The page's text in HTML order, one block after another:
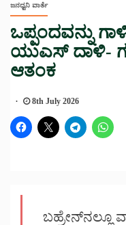
ಜನಧ್ವನಿ ವಾರ್ತೆ
ಒಪ್ಪಂದವನ್ನು
ಯುಎಸ್ ದಾಳಿ-
ಆತಂಕ
8th July 2026
ಬಹ್ರೇನ್‌ನಲ್ಲೂ